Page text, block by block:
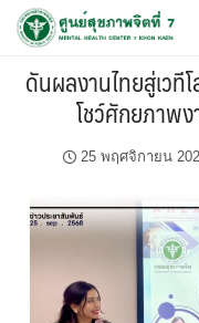
ดันผลงานไทยสู่เว
โชว์ศักยภาพง
25 พฤศจิกายน